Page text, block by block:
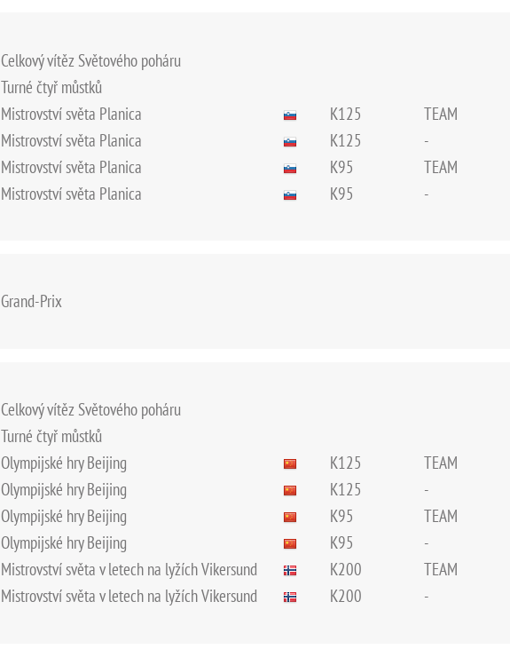
Celkový vítěz Světového poháru
Turné čtyř můstků
Mistrovství světa Planica K125 TEAM
Mistrovství světa Planica K125 -
Mistrovství světa Planica K95 TEAM
Mistrovství světa Planica K95 -
Grand-Prix
Celkový vítěz Světového poháru
Turné čtyř můstků
Olympijské hry Beijing K125 TEAM
Olympijské hry Beijing K125 -
Olympijské hry Beijing K95 TEAM
Olympijské hry Beijing K95 -
Mistrovství světa v letech na lyžích Vikersund K200 TEAM
Mistrovství světa v letech na lyžích Vikersund K200 -